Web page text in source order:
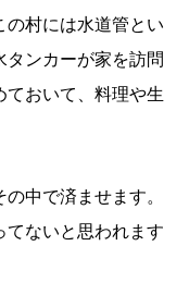
村には水道管とい
タンカーが家を訪問
ておいて、料理や生
中で済ませます。
てないと思われます